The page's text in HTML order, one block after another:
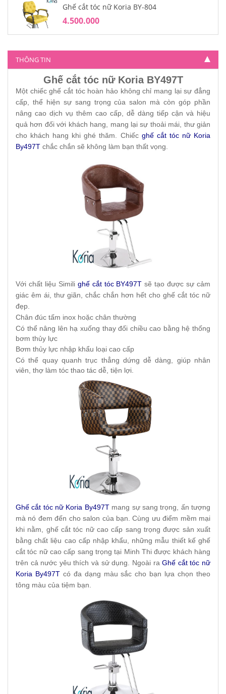
Ghế cắt tóc nữ Koria BY-804
4.500.000
THÔNG TIN
Ghế cắt tóc nữ Koria BY497T
Một chiếc ghế cắt tóc hoàn hảo không chỉ mang lại sự đẳng
cấp, thể hiện sự sang trọng của salon mà còn góp phần
nâng cao dịch vụ thêm cao cấp, dễ dàng tiếp cận và hiệu
quả hơn đối với khách hang, mang lại sự thoải mái, thư giản
cho khách hang khi ghé thăm. Chiếc ghế cắt tóc nữ Koria
By497T chắc chắn sẽ không làm bạn thất vọng.
Với chất liệu Simili ghế cắt tóc BY497Tsẽ tạo được sự cảm
giác êm ái, thư giãn, chắc chắn hơn hết cho ghế cắt tóc nữ
đẹp.
Chân đúc tấm inox hoặc chân thường
Có thể nâng lên hạ xuống thay đối chiều cao bằng hệ thống
bơm thủy lực
Bơm thủy lực nhập khẩu loại cao cấp
Có thể quay quanh trục thẳng dứng dễ dàng, giúp nhân
viên, thợ làm tóc thao tác dễ, tiện lợi.
Ghế cắt tóc nữ Koria By497Tmang sự sang trọng, ấn tượng
mà nó đem đến cho salon của bạn. Cùng ưu điểm mềm mại
khi nằm, ghế cắt tóc nữ cao cấp sang trọng được sản xuất
bằng chất liệu cao cấp nhập khẩu, những mẫu thiết kế ghế
cắt tóc nữ cao cấp sang trọng tại Minh Thi được khách hàng
trên cả nước yêu thích và sử dụng. Ngoài raGhế cắt tóc nữ
Koria By497Tcó đa dạng màu sắc cho bạn lựa chọn theo
tông màu của tiệm bạn.